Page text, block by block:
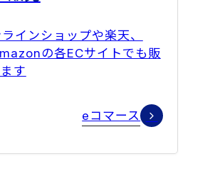
インショップや楽天、
の各ECサイトでも販
す
eコマース